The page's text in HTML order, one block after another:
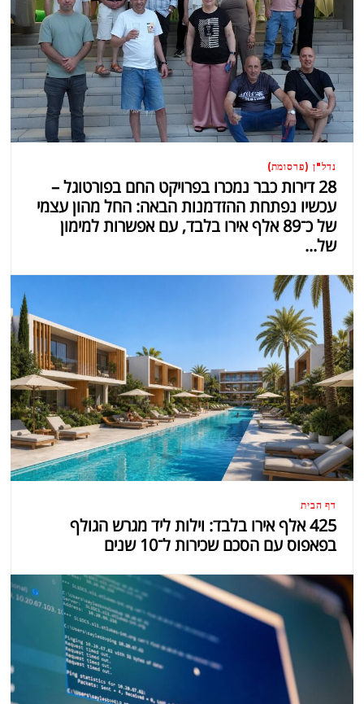
נדל"ן (פרסומת)
28 דירות כבר נמכרו בפרויקט החם בפורטוגל –
עכשיו נפתחת ההזדמנות הבאה: החל מהון עצמי
של כ־89 אלף אירו בלבד, עם אפשרות למימון
של...
דף הבית
425 אלף אירו בלבד: וילות ליד מגרש הגולף
בפאפוס עם הסכם שכירות ל־10 שנים